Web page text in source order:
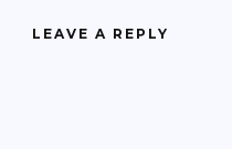
LEAVE A REPLY